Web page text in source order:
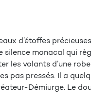
d’étoffes
silence monacal qui
les volants d’une
pas pressés. Il a
Démiurge. Le